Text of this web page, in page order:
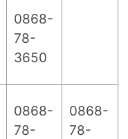
0868-
78-
3650
0868-
78-
0868-
78-